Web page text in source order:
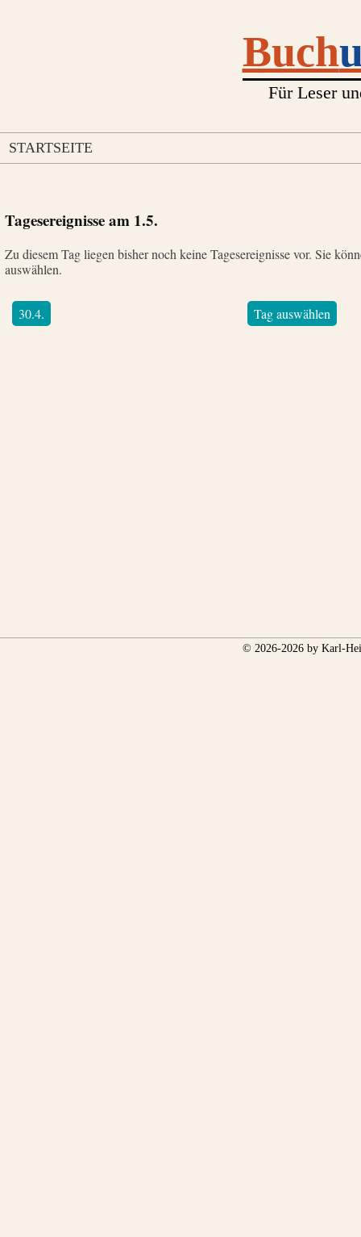
Buch
Für Leser
STARTSEITE
Tagesereignisse am 1.5.
Zu diesem Tag liegen bisher noch keine Tagesereignisse vor. Sie
auswählen.
30.4. Tag auswählen
© 2026-2026 by Karl-